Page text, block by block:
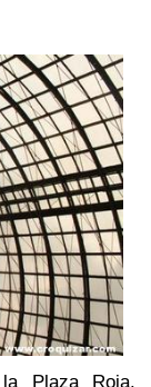
Plaza Roja.